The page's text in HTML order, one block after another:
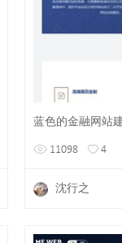
蓝色的金融网站
11098 4
沈行之